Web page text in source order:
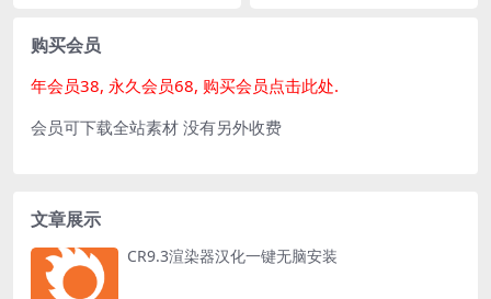
购买会员
年会员38, 永久会员68, 购买会员点击此处.
会员可下载全站素材 没有另外收费
文章展示
CR9.3渲染器汉化一键无脑安装